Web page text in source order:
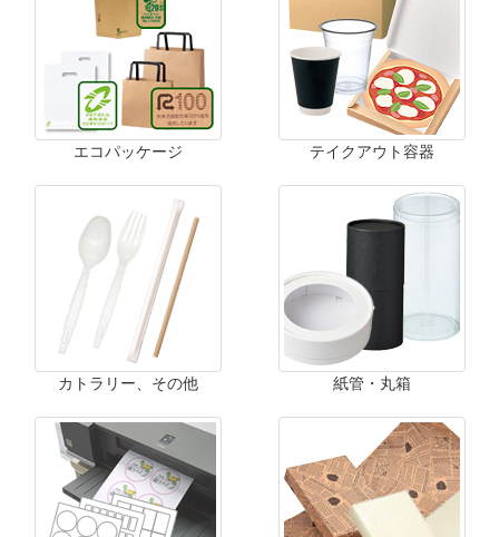
エコパッケージ テイクアウト容器
カトラリー、その他 紙管・丸箱